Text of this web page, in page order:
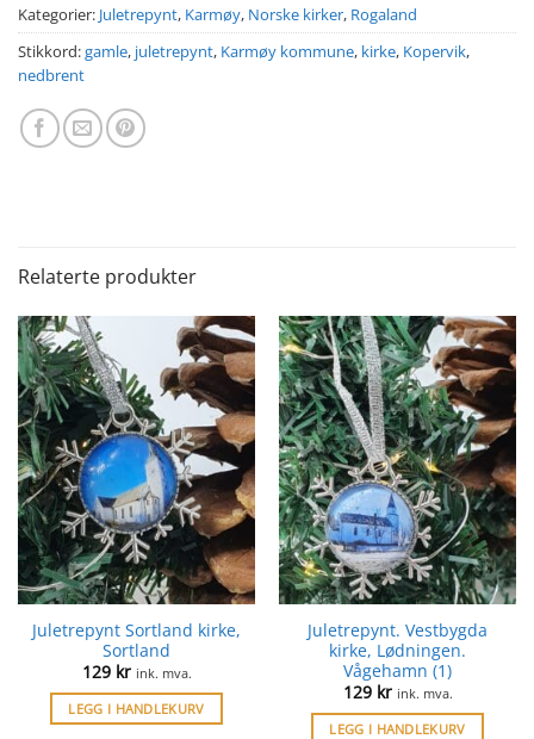
Kategorier: Juletrepynt, Karmøy, Norske kirker, Rogaland
Stikkord:gamle, juletrepynt, Karmøy kommune, kirke, Kopervik,
nedbrent
Relaterte produkter
Juletrepynt Sortland kirke,
Sortland
129 kr ink. mva.
LEGG I HANDLEKURV
Juletrepynt. Vestbygda
kirke, Lødningen.
Vågehamn (1)
129 kr ink. mva.
LEGG I HANDLEKURV